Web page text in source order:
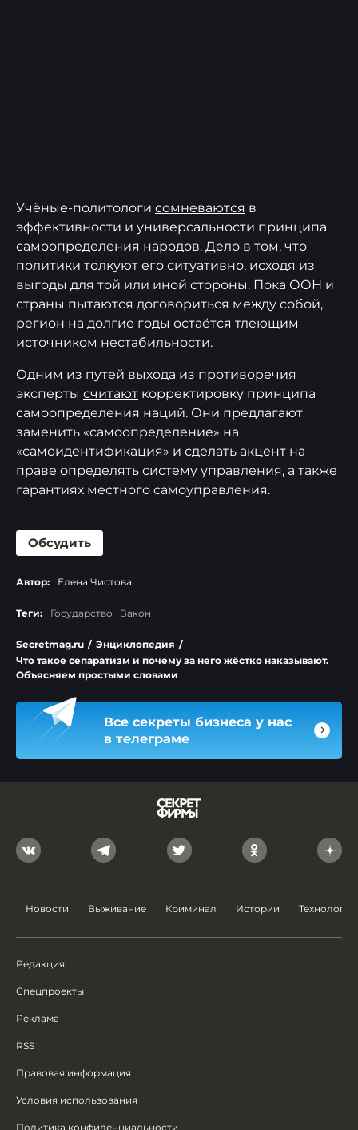
Учёные-политологи сомневаются в
эффективности и универсальности принципа
самоопределения народов. Дело в том, что
политики толкуют его ситуативно, исходя из
выгоды для той или иной стороны. Пока ООН и
страны пытаются договориться между собой,
регион на долгие годы остаётся тлеющим
источником нестабильности.
Одним из путей выхода из противоречия
эксперты считают корректировку принципа
самоопределения наций. Они предлагают
заменить «самоопределение» на
«самоидентификация» и сделать акцент на
праве определять систему управления, а также
гарантиях местного самоуправления.
Обсудить
Автор: Елена Чистова
Теги: Государство Закон
Secretmag.ru / Энциклопедия /
Что такое сепаратизм и почему за него жёстко наказывают.
Объясняем простыми словами
Все секреты бизнеса у нас
в телеграме
Новости Выживание Криминал Истории Технологии
Редакция
Спецпроекты
Реклама
RSS
Правовая информация
Условия использования
Политика конфиденциальности